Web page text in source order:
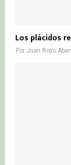
Los plácidos
Por Juan Royo